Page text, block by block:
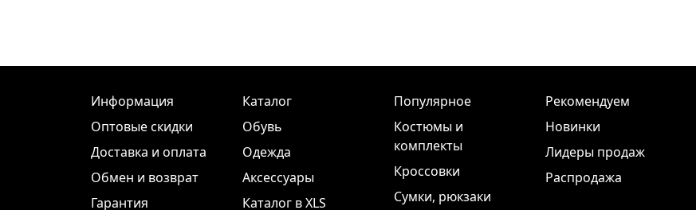
Информация
Оптовые скидки
Доставка и оплата
Обмен и возврат
Гарантия
Каталог
Обувь
Одежда
Аксессуары
Каталог в XLS
Популярное
Костюмы и
комплекты
Кроссовки
Сумки, рюкзаки
Рекомендуем
Новинки
Лидеры продаж
Распродажа